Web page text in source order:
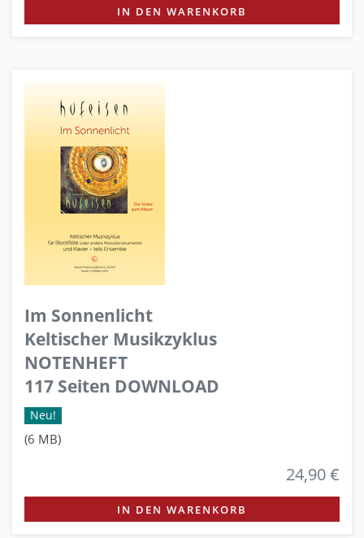
IN DEN WARENKORB
Im Sonnenlicht
Keltischer Musikzyklus
NOTENHEFT
117 Seiten DOWNLOAD
Neu!
(6 MB)
24,90 €
IN DEN WARENKORB